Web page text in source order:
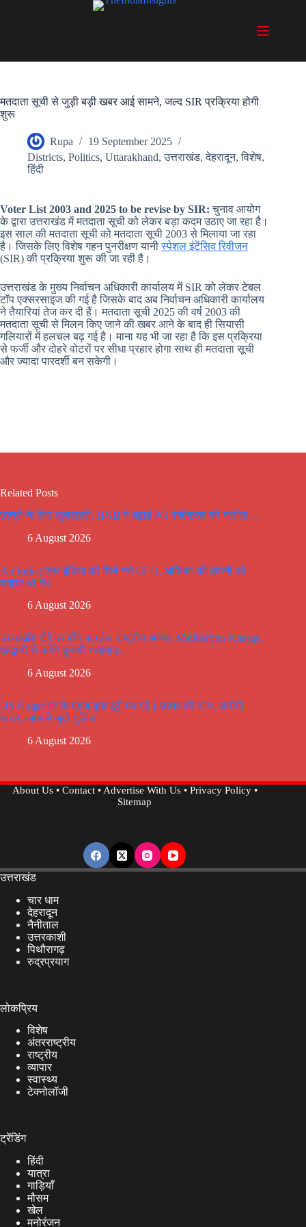
मतदाता सूची से जुड़ी बड़ी खबर आई सामने, जल्द SIR प्रक्रिया होगी
शुरू
Rupa
19 September 2025
Districts, Politics, Uttarakhand,उत्तराखंड,देहरादून,विशेष,
हिंदी
Voter List 2003 and 2025 to be revise by SIR: चुनाव आयोग
के द्वारा उत्तराखंड में मतदाता सूची को लेकर बड़ा कदम उठाए जा रहा है।
इस साल की मतदाता सूची को मतदाता सूची 2003 से मिलाया जा रहा
है। जिसके लिए विशेष गहन पुनरीक्षण यानीस्पेशल इंटेंसिव रिवीजन
(SIR) की प्रक्रिया शुरू की जा रही है।
उत्तराखंड के मुख्य निर्वाचन अधिकारी कार्यालय में SIR को लेकर टेबल
टॉप एक्सरसाइज की गई है जिसके बाद अब निर्वाचन अधिकारी कार्यालय
ने तैयारियां तेज कर दी हैं। मतदाता सूची 2025 की वर्ष 2003 की
मतदाता सूची से मिलन किए जाने की खबर आने के बाद ही सियासी
गलियारों में हलचल बढ़ गई है। माना यह भी जा रहा है कि इस प्रक्रिया
से फर्जी और दोहरे वोटरों पर सीधा प्रहार होगा साथ ही मतदाता सूची
और ज्यादा पारदर्शी बन सकेगी।
Related Posts
छात्रों के लिए खुशखबरी, HNB ने बढ़ाई PG पंजीकरण की तारीख…
6 August 2026
Air India: एयर इंडिया को मिले नये CEO, अर्फिका की कंपंनी को
बनाया था नं०
6 August 2026
उत्तराखंड दौरे पर होंगे कांग्रेस राष्ट्रीय अध्यक्ष Mallikarjun Kharge,
हल्द्वानी से करेंगे चुनावी शंखनाद..
6 August 2026
US Nagar:घर के महज कुछ दूरी पर गई 1 छात्र की जान, आरोपी
फरार, जांच में जुटी पुलिस
6 August 2026
About Us• Contact•Advertise With Us• Privacy Policy•
Sitemap
उत्तराखंड
चार धाम
देहरादून
नैनीताल
उत्तरकाशी
पिथौरागढ़
रुद्रप्रयाग
लोकप्रिय
विशेष
अंतरराष्ट्रीय
राष्ट्रीय
व्यापार
स्वास्थ्य
टेक्नोलॉजी
ट्रेंडिंग
हिंदी
यात्रा
गाड़ियाँ
मौसम
खेल
मनोरंजन